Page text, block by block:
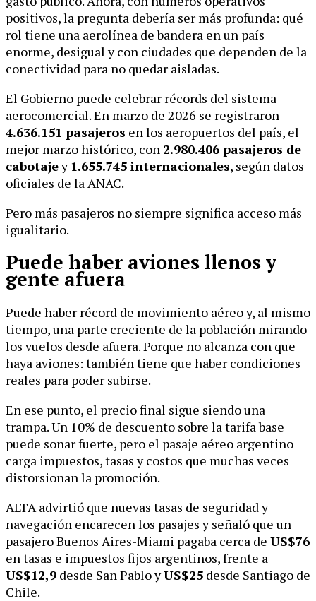
positivos, la pregunta debería ser más profunda: qué
rol tiene una aerolínea de bandera en un país
enorme, desigual y con ciudades que dependen de la
conectividad para no quedar aisladas.
El Gobierno puede celebrar récords del sistema
aerocomercial. En marzo de 2026 se registraron
4.636.151 pasajeros en los aeropuertos del país, el
mejor marzo histórico, con 2.980.406 pasajeros de
cabotajey 1.655.745 internacionales, según datos
oficiales de la ANAC.
Pero más pasajeros no siempre significa acceso más
igualitario.
Puede haber aviones llenos y
gente afuera
Puede haber récord de movimiento aéreo y, al mismo
tiempo, una parte creciente de la población mirando
los vuelos desde afuera. Porque no alcanza con que
haya aviones: también tiene que haber condiciones
reales para poder subirse.
En ese punto, el precio final sigue siendo una
trampa. Un 10% de descuento sobre la tarifa base
puede sonar fuerte, pero el pasaje aéreo argentino
carga impuestos, tasas y costos que muchas veces
distorsionan la promoción.
ALTA advirtió que nuevas tasas de seguridad y
navegación encarecen los pasajes y señaló que un
pasajero Buenos Aires-Miami pagaba cerca de US$76
en tasas e impuestos fijos argentinos, frente a
US$12,9 desde San Pablo yUS$25 desde Santiago de
Chile.